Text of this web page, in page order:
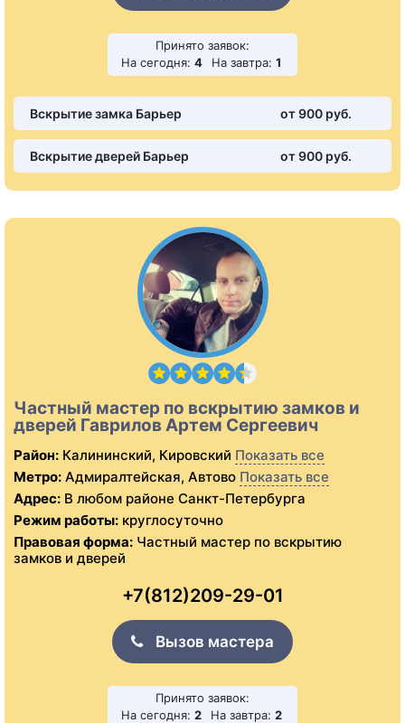
Принято заявок:
На сегодня: 4 На завтра: 1
Вскрытие замка Барьер от 900 pуб.
Вскрытие дверей Барьер от 900 pуб.
Частный мастер по вскрытию замков и
дверей Гаврилов Артем Сергеевич
Район: Калининский, Кировский Показать все
Метро: Адмиралтейская, Автово Показать все
Адрес: В любом районе Санкт-Петербурга
Режим работы: круглосуточно
Правовая форма: Частный мастер по вскрытию
замков и дверей
+7(812)209-29-01
Вызов мастера
Принято заявок:
На сегодня: 2 На завтра: 2